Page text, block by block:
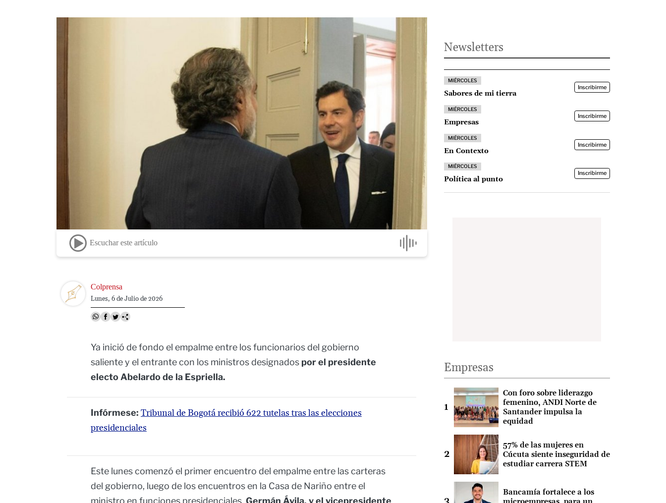
Escuchar este artículo
Image Colprensa
Lunes, 6 de Julio de 2026
Ya inició de fondo el empalme entre los funcionarios del gobierno
saliente y el entrante con los ministros designados por el presidente
electo Abelardo de la Espriella.
Infórmese: Tribunal de Bogotá recibió 622 tutelas tras las elecciones
presidenciales
Este lunes comenzó el primer encuentro del empalme entre las carteras
del gobierno, luego de los encuentros en la Casa de Nariño entre el
ministro en funciones presidenciales, Germán Ávila, y el vicepresidente
Newsletters
MIÉRCOLES
Sabores de mi tierra
Inscribirme
MIÉRCOLES
Empresas
Inscribirme
MIÉRCOLES
En Contexto
Inscribirme
MIÉRCOLES
Política al punto
Inscribirme
Empresas
Con foro sobre liderazgo
femenino, ANDI Norte de
Santander impulsa la
equidad
57% de las mujeres en
Cúcuta siente inseguridad de
estudiar carrera STEM
Bancamía fortalece a los